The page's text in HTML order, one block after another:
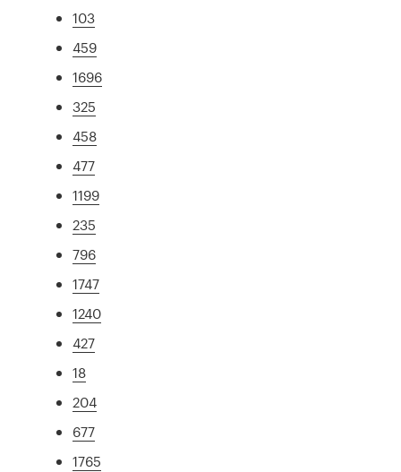
103
459
1696
325
458
477
1199
235
796
1747
1240
427
18
204
677
1765